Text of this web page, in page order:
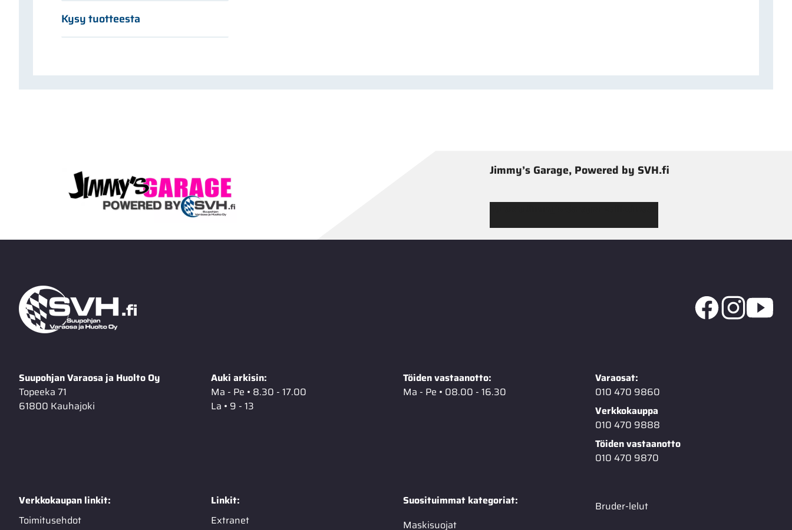
Kysy tuotteesta
Jimmy’s Garage, Powered by SVH.fi
Suupohjan Varaosa ja Huolto Oy
Topeeka 71
61800 Kauhajoki
Auki arkisin:
Ma - Pe • 8.30 - 17.00
La • 9 - 13
Töiden vastaanotto:
Ma - Pe • 08.00 - 16.30
Varaosat:
010 470 9860
Verkkokauppa
010 470 9888
Töiden vastaanotto
010 470 9870
Verkkokaupan linkit:
Toimitusehdot
Linkit:
Extranet
Suosituimmat kategoriat:
Maskisuojat
Bruder-lelut